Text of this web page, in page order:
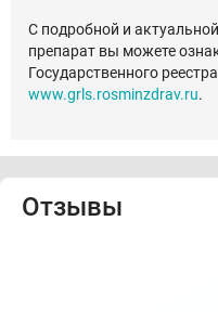
С подробной и
препарат вы можете
Государственного
www.grls.rosminzdrav.ru.
Отзывы